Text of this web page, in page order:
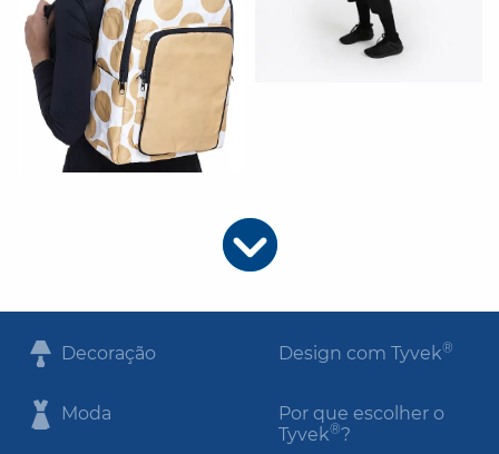
Decoração
Moda
Design com Tyvek®
Por que escolher o
Tyvek®?